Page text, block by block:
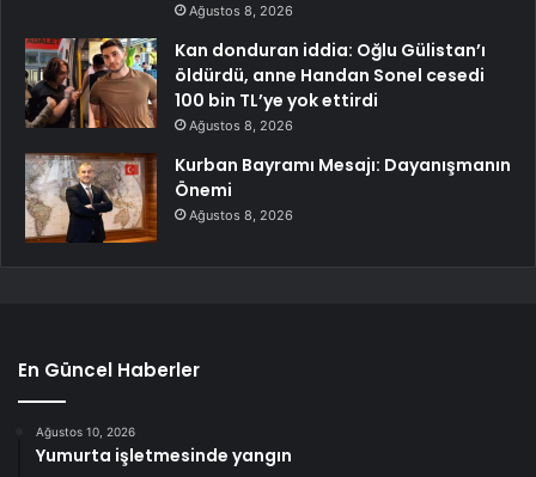
Ağustos 8, 2026
Kan donduran iddia: Oğlu Gülistan’ı
öldürdü, anne Handan Sonel cesedi
100 bin TL’ye yok ettirdi
Ağustos 8, 2026
Kurban Bayramı Mesajı: Dayanışmanın
Önemi
Ağustos 8, 2026
En Güncel Haberler
Ağustos 10, 2026
Yumurta işletmesinde yangın